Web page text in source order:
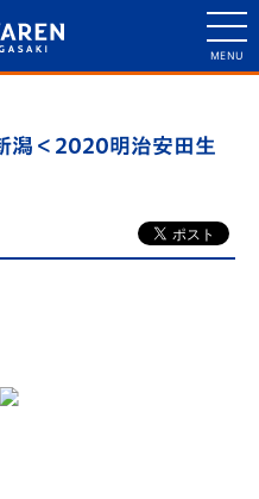
潟＜2020明治安田生